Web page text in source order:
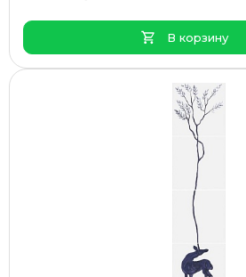
В корзину